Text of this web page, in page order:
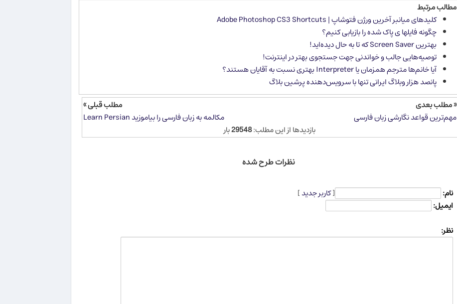
مطالب مرتبط
كلیدهای میانبر آخرین ورژن فتوشاپ | Adobe Photoshop CS3 Shortcuts
چگونه فایلها ی پاک شده را بازیابی کنیم؟
بهترین Screen Saver كه تا به حال دیده‌اید!
توصیه‌هایی جالب و خواندنی جهت جستجوی بهتر در اینترنت!
آیا خانم‌ها مترجم همزمان یا Interpreter بهتری نسبت به آقایان هستند؟
پانصد هزار وبلاگ ایرانی تنها با سرویس‌دهنده پرشین بلاگ
مطلب قبلی »
مکالمه به زبان فارسی را بیاموزید Learn Persian
« مطلب بعدی
مهم‌ترین قواعد نگارشی زبان فارسی
بازدیدها از این مطلب:29548بار
نظرات طرح شده
نام: [کاربر جدید]
ایمیل:
نظر: